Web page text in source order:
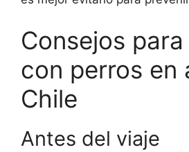
Consejos
con perros en
Chile
Antes del viaje